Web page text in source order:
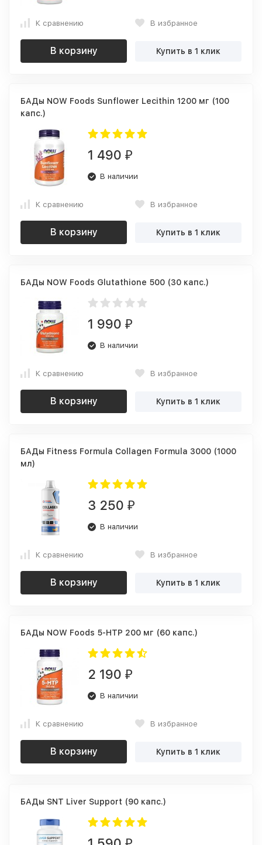
К сравнению В избранное
В корзину Купить в 1 клик
БАДы NOW Foods Sunflower Lecithin 1200 мг (100
капс.)
1 490 ₽
В наличии
К сравнению В избранное
В корзину Купить в 1 клик
БАДы NOW Foods Glutathione 500 (30 капс.)
1 990 ₽
В наличии
К сравнению В избранное
В корзину Купить в 1 клик
БАДы Fitness Formula Collagen Formula 3000 (1000
мл)
3 250 ₽
В наличии
К сравнению В избранное
В корзину Купить в 1 клик
БАДы NOW Foods 5-HTP 200 мг (60 капс.)
2 190 ₽
В наличии
К сравнению В избранное
В корзину Купить в 1 клик
БАДы SNT Liver Support (90 капс.)